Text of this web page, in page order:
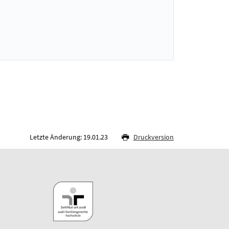
Letzte Änderung: 19.01.23 Druckversion